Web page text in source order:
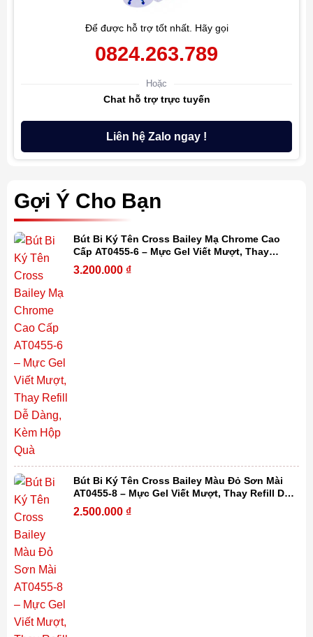
Để được hỗ trợ tốt nhất. Hãy gọi
0824.263.789
Hoặc
Chat hỗ trợ trực tuyến
Liên hệ Zalo ngay !
Gợi Ý Cho Bạn
Bút Bi Ký Tên Cross Bailey Mạ Chrome Cao
Cấp AT0455-6 – Mực Gel Viết Mượt, Thay
Refill Dễ Dàng, Kèm Hộp Quà
3.200.000 ₫
Bút Bi Ký Tên Cross Bailey Màu Đỏ Sơn Mài
AT0455-8 – Mực Gel Viết Mượt, Thay Refill Dễ
Dàng, Kèm Hộp Quà
2.500.000 ₫